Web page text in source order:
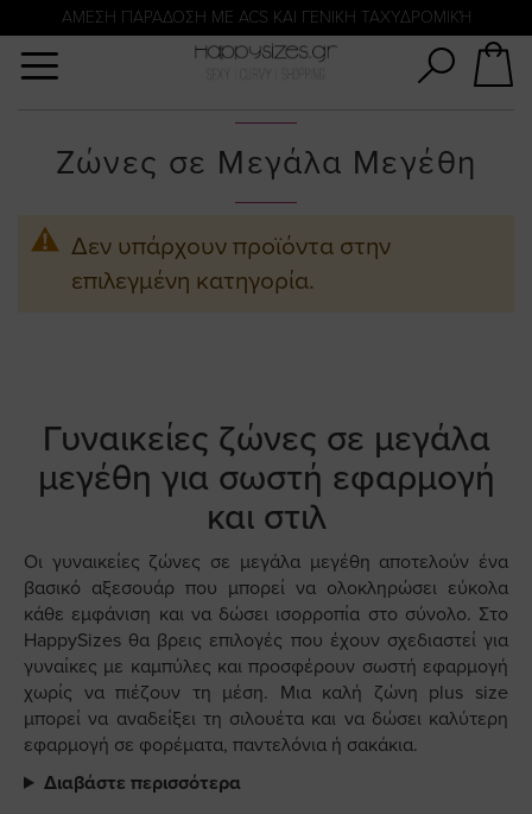
ΠΛΗΡΩΜΗ ΜΕ KLARNA
ΑΜΕΣΗ ΠΑΡΑΔΟΣΗ ΜΕ ACS ΚΑΙ ΓΕΝΙΚΗ ΤΑΧΥΔΡΟΜΙΚΉ
Ζώνες σε Μεγάλα Μεγέθη
Δεν υπάρχουν προϊόντα στην
επιλεγμένη κατηγορία.
Γυναικείες ζώνες σε μεγάλα
μεγέθη για σωστή εφαρμογή
και στιλ
Οι γυναικείες ζώνες σε μεγάλα μεγέθη αποτελούν ένα
βασικό αξεσουάρ που μπορεί να ολοκληρώσει εύκολα
κάθε εμφάνιση και να δώσει ισορροπία στο σύνολο. Στο
HappySizes θα βρεις επιλογές που έχουν σχεδιαστεί για
γυναίκες με καμπύλες και προσφέρουν σωστή εφαρμογή
χωρίς να πιέζουν τη μέση. Μια καλή ζώνη plus size
μπορεί να αναδείξει τη σιλουέτα και να δώσει καλύτερη
εφαρμογή σε φορέματα, παντελόνια ή σακάκια.
Διαβάστε περισσότερα
Αναζήτηση